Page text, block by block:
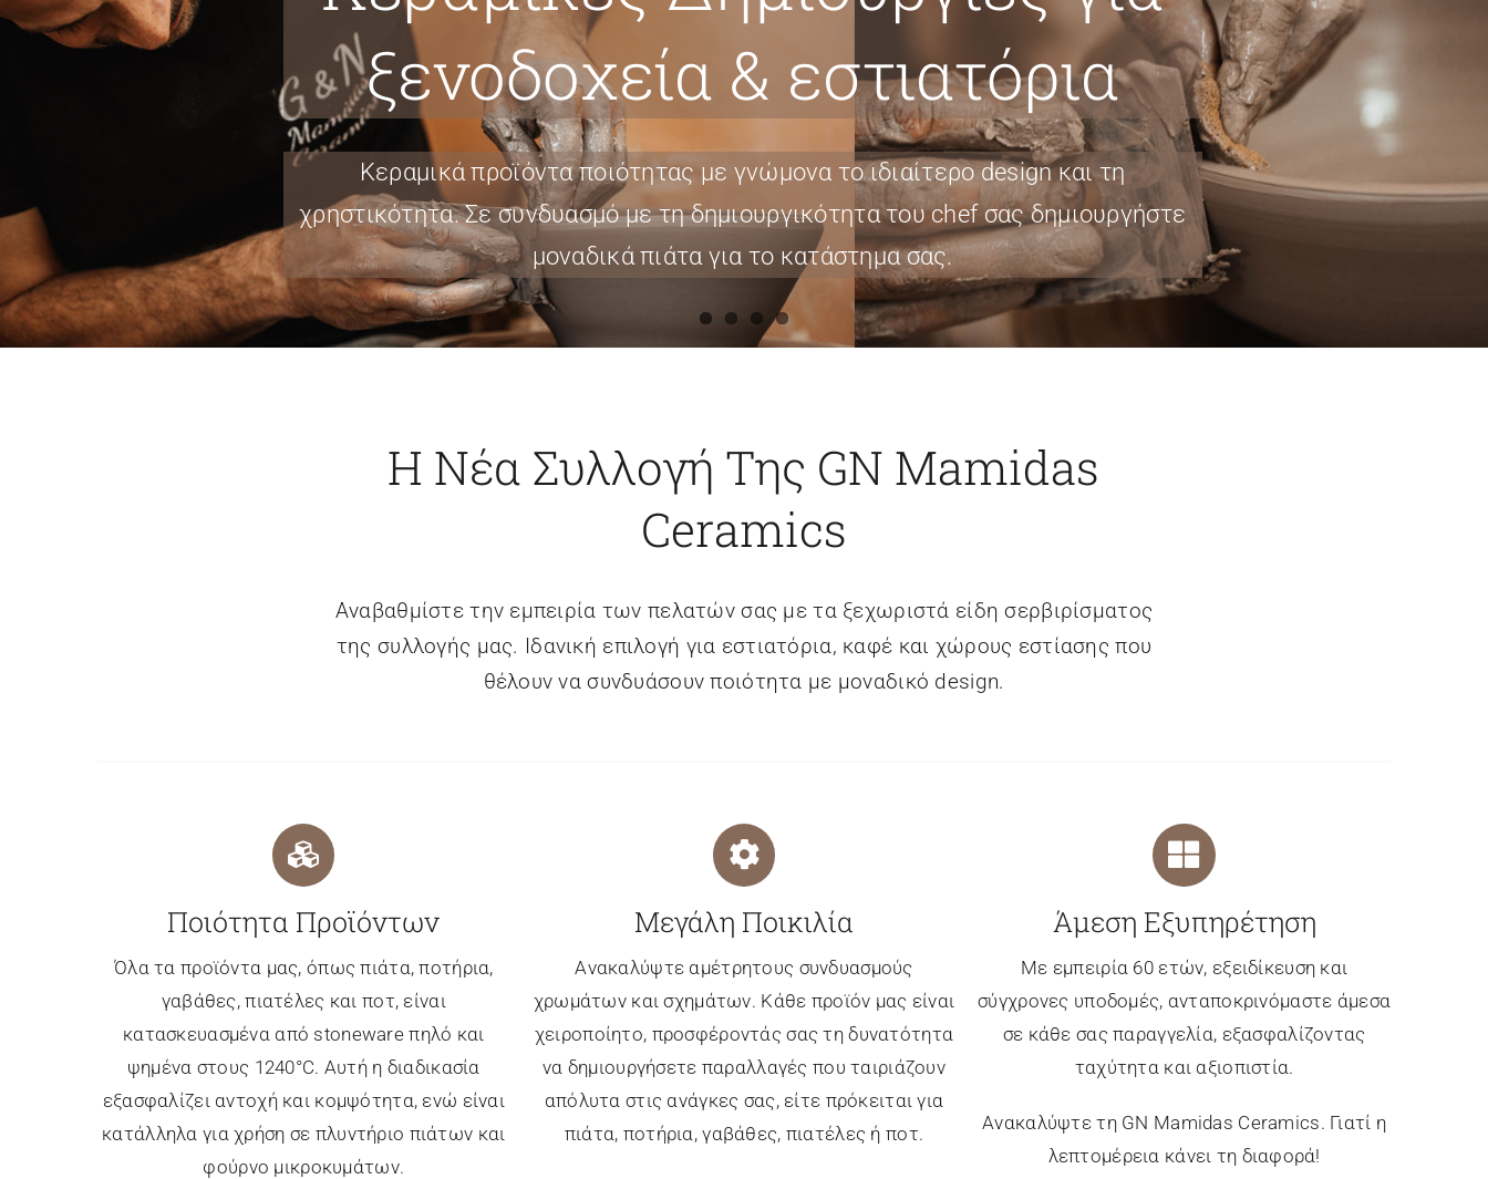
ξενοδοχεία & εστιατόρια
Κεραμικά προϊόντα ποιότητας με γνώμονα το ιδιαίτερο design και τη
χρηστικότητα. Σε συνδυασμό με τη δημιουργικότητα του chef σας δημιουργήστε
μοναδικά πιάτα για το κατάστημα σας.
Η Νέα Συλλογή Της GN Mamidas
Ceramics
Αναβαθμίστε την εμπειρία των πελατών σας με τα ξεχωριστά είδη σερβιρίσματος
της συλλογής μας. Ιδανική επιλογή για εστιατόρια, καφέ και χώρους εστίασης που
θέλουν να συνδυάσουν ποιότητα με μοναδικό design.
Ποιότητα Προϊόντων
Όλα τα προϊόντα μας, όπως πιάτα, ποτήρια,
γαβάθες, πιατέλες και ποτ, είναι
κατασκευασμένα από stoneware πηλό και
ψημένα στους 1240°C. Αυτή η διαδικασία
εξασφαλίζει αντοχή και κομψότητα, ενώ είναι
κατάλληλα για χρήση σε πλυντήριο πιάτων και
φούρνο μικροκυμάτων.
Μεγάλη Ποικιλία
Ανακαλύψτε αμέτρητους συνδυασμούς
χρωμάτων και σχημάτων. Κάθε προϊόν μας είναι
χειροποίητο, προσφέροντάς σας τη δυνατότητα
να δημιουργήσετε παραλλαγές που ταιριάζουν
απόλυτα στις ανάγκες σας, είτε πρόκειται για
πιάτα, ποτήρια, γαβάθες, πιατέλες ή ποτ.
Άμεση Εξυπηρέτηση
Με εμπειρία 60 ετών, εξειδίκευση και
σύγχρονες υποδομές, ανταποκρινόμαστε άμεσα
σε κάθε σας παραγγελία, εξασφαλίζοντας
ταχύτητα και αξιοπιστία.
Ανακαλύψτε τη GN Mamidas Ceramics. Γιατί η
λεπτομέρεια κάνει τη διαφορά!